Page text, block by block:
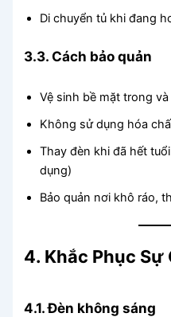
Di chuyển tủ khi đang
3.3. Cách bảo quản
Vệ sinh bề mặt trong
Không sử dụng hóa
Thay đèn khi đã hết
dụng)
Bảo quản nơi khô ráo,
4. Khắc Phục Sự
4.1. Đèn không sáng